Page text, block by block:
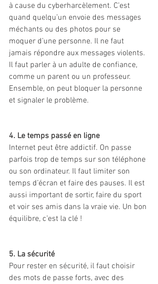
à cause du cyberharcèlement. C’est
quand quelqu’un envoie des messages
méchants ou des photos pour se
moquer d’une personne. Il ne faut
jamais répondre aux messages violents.
Il faut parler à un adulte de confiance,
comme un parent ou un professeur.
Ensemble, on peut bloquer la personne
et signaler le problème.
4. Le temps passé en ligne
Internet peut être addictif. On passe
parfois trop de temps sur son téléphone
ou son ordinateur. Il faut limiter son
temps d’écran et faire des pauses. Il est
aussi important de sortir, faire du sport
et voir ses amis dans la vraie vie. Un bon
équilibre, c’est la clé !
5. La sécurité
Pour rester en sécurité, il faut choisir
des mots de passe forts, avec des